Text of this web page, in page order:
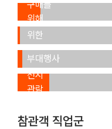
(11.2%)
구매를
위해
(10.6%)
전시회
참가를
위한
사전
조사
(0.9%)
세미나,
포럼 등
부대행사
참석
(1.2%)
일반
전시
관람
참관객 직업군